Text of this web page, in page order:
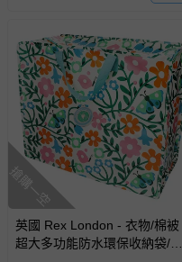
搶購一空
英國 Rex London - 衣物/棉被
超大多功能防水環保收納袋/萬